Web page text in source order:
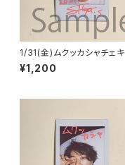
1/31(金)ムクッカシャチェキ
¥1,200